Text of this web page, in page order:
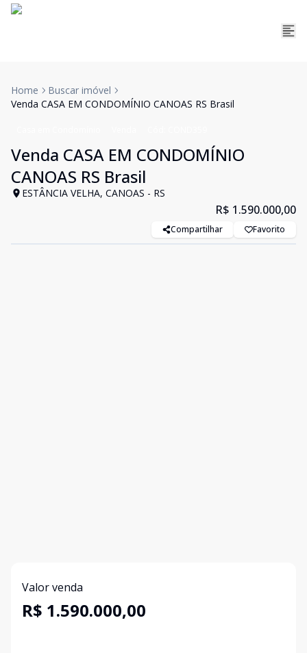
Home
Buscar imóvel
Venda CASA EM CONDOMÍNIO CANOAS RS Brasil
Venda CASA EM CONDOMÍNIO
CANOAS RS Brasil
ESTÂNCIA VELHA, CANOAS - RS
R$ 1.590.000,00
Compartilhar Favorito
Valor venda
R$ 1.590.000,00